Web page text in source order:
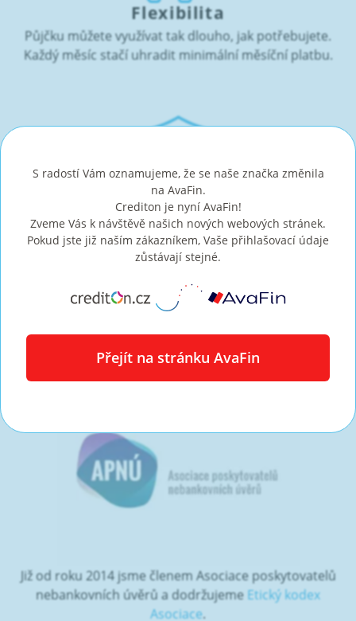
Flexibilita
Půjčku můžete využívat tak dlouho, jak potřebujete.
Každý měsíc stačí uhradit minimální měsíční platbu.
Licence
Získali jsme licenci nebankovního poskytovatele
spotřebitelských úvěrů od České národní banky.
Záleží nám na našich zákaznících
Již od roku 2014 jsme členem Asociace poskytovatelů
nebankovních úvěrů a dodržujeme Etický kodex
Asociace.
S radostí Vám oznamujeme, že se naše značka změnila
na AvaFin.
Crediton je nyní AvaFin!
Zveme Vás k návštěvě našich nových webových stránek.
Pokud jste již naším zákazníkem, Vaše přihlašovací údaje
zůstávají stejné.
Přejít na stránku AvaFin